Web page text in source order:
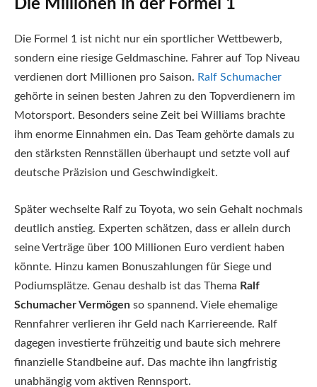
Die Millionen in der Formel 1
Die Formel 1 ist nicht nur ein sportlicher Wettbewerb,
sondern eine riesige Geldmaschine. Fahrer auf Top Niveau
verdienen dort Millionen pro Saison. Ralf Schumacher
gehörte in seinen besten Jahren zu den Topverdienern im
Motorsport. Besonders seine Zeit bei Williams brachte
ihm enorme Einnahmen ein. Das Team gehörte damals zu
den stärksten Rennställen überhaupt und setzte voll auf
deutsche Präzision und Geschwindigkeit.
Später wechselte Ralf zu Toyota, wo sein Gehalt nochmals
deutlich anstieg. Experten schätzen, dass er allein durch
seine Verträge über 100 Millionen Euro verdient haben
könnte. Hinzu kamen Bonuszahlungen für Siege und
Podiumsplätze. Genau deshalb ist das Thema Ralf
Schumacher Vermögen so spannend. Viele ehemalige
Rennfahrer verlieren ihr Geld nach Karriereende. Ralf
dagegen investierte frühzeitig und baute sich mehrere
finanzielle Standbeine auf. Das machte ihn langfristig
unabhängig vom aktiven Rennsport.